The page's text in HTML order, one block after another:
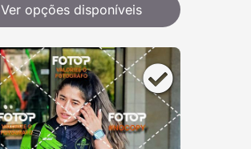
Ver opções disponíveis